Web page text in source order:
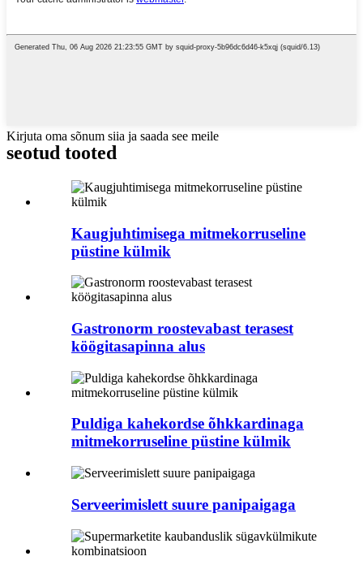
Kirjuta oma sõnum siia ja saada see meile
seotud tooted
Kaugjuhtimisega mitmekorruseline
püstine külmik
Gastronorm roostevabast terasest
köögitasapinna alus
Puldiga kahekordse õhkkardinaga
mitmekorruseline püstine külmik
Serveerimislett suure panipaigaga